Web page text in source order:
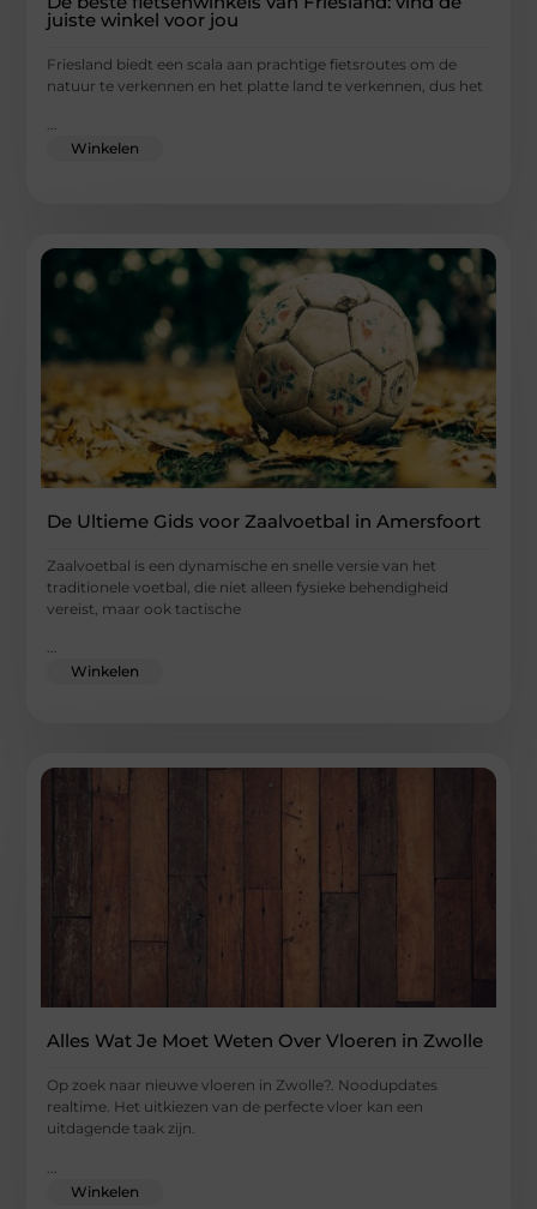
juiste winkel voor jou
Friesland biedt een scala aan prachtige fietsroutes om de
natuur te verkennen en het platte land te verkennen, dus het
...
Winkelen
De Ultieme Gids voor Zaalvoetbal in Amersfoort
Zaalvoetbal is een dynamische en snelle versie van het
traditionele voetbal, die niet alleen fysieke behendigheid
vereist, maar ook tactische
...
Winkelen
Alles Wat Je Moet Weten Over Vloeren in Zwolle
Op zoek naar nieuwe vloeren in Zwolle?. Noodupdates
realtime. Het uitkiezen van de perfecte vloer kan een
uitdagende taak zijn.
Winkelen